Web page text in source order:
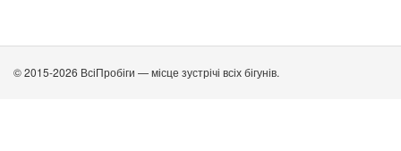
© 2015-2026 ВсіПробіги — місце зустрічі всіх бігунів.